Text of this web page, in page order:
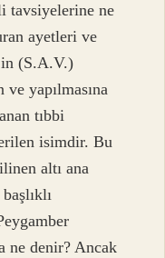
tavsiyelerine ne
ayetleri ve
(S.A.V.)
yapılmasına
tıbbi
isimdir. Bu
altı ana
ne denir? Ancak